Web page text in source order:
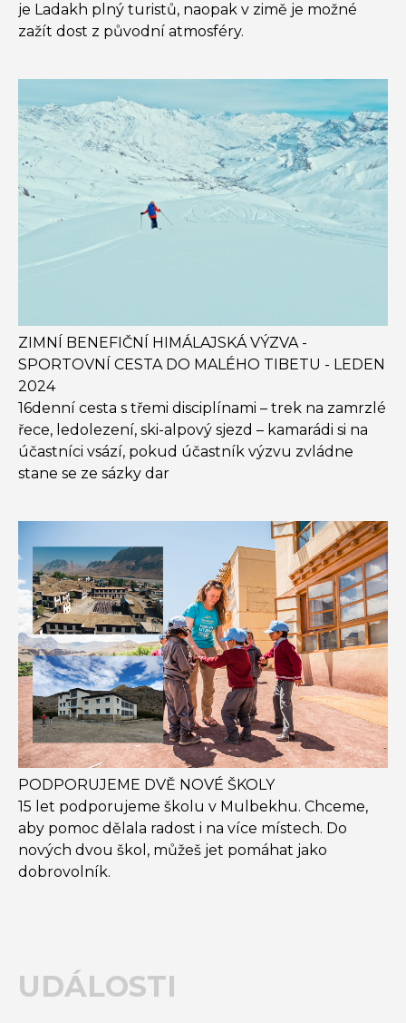
je Ladakh plný turistů, naopak v zimě je možné
zažít dost z původní atmosféry.
ZIMNÍ BENEFIČNÍ HIMÁLAJSKÁ VÝZVA -
SPORTOVNÍ CESTA DO MALÉHO TIBETU - LEDEN
2024
16denní cesta s třemi disciplínami – trek na zamrzlé
řece, ledolezení, ski-alpový sjezd – kamarádi si na
účastníci vsází, pokud účastník výzvu zvládne
stane se ze sázky dar
PODPORUJEME DVĚ NOVÉ ŠKOLY
15 let podporujeme školu v Mulbekhu. Chceme,
aby pomoc dělala radost i na více místech. Do
nových dvou škol, můžeš jet pomáhat jako
dobrovolník.
UDÁLOSTI